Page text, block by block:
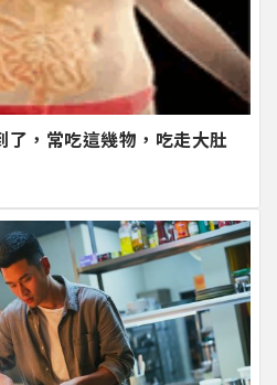
，常吃這幾物，吃走大肚